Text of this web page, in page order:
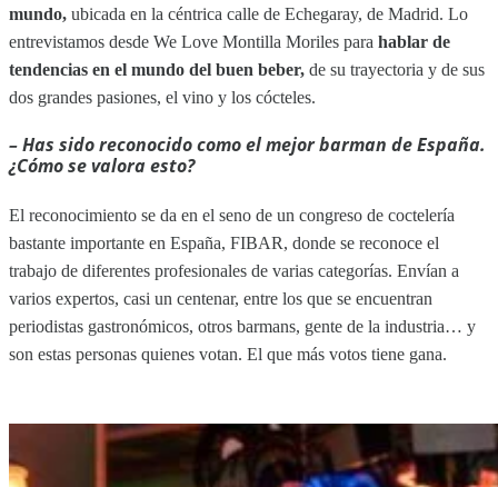
mundo, ubicada en la céntrica calle de Echegaray, de Madrid. Lo
entrevistamos desde We Love Montilla Moriles para hablar de
tendencias en el mundo del buen beber, de su trayectoria y de sus
dos grandes pasiones, el vino y los cócteles.
– Has sido reconocido como el mejor barman de España.
¿Cómo se valora esto?
El reconocimiento se da en el seno de un congreso de coctelería
bastante importante en España, FIBAR, donde se reconoce el
trabajo de diferentes profesionales de varias categorías. Envían a
varios expertos, casi un centenar, entre los que se encuentran
periodistas gastronómicos, otros barmans, gente de la industria… y
son estas personas quienes votan. El que más votos tiene gana.